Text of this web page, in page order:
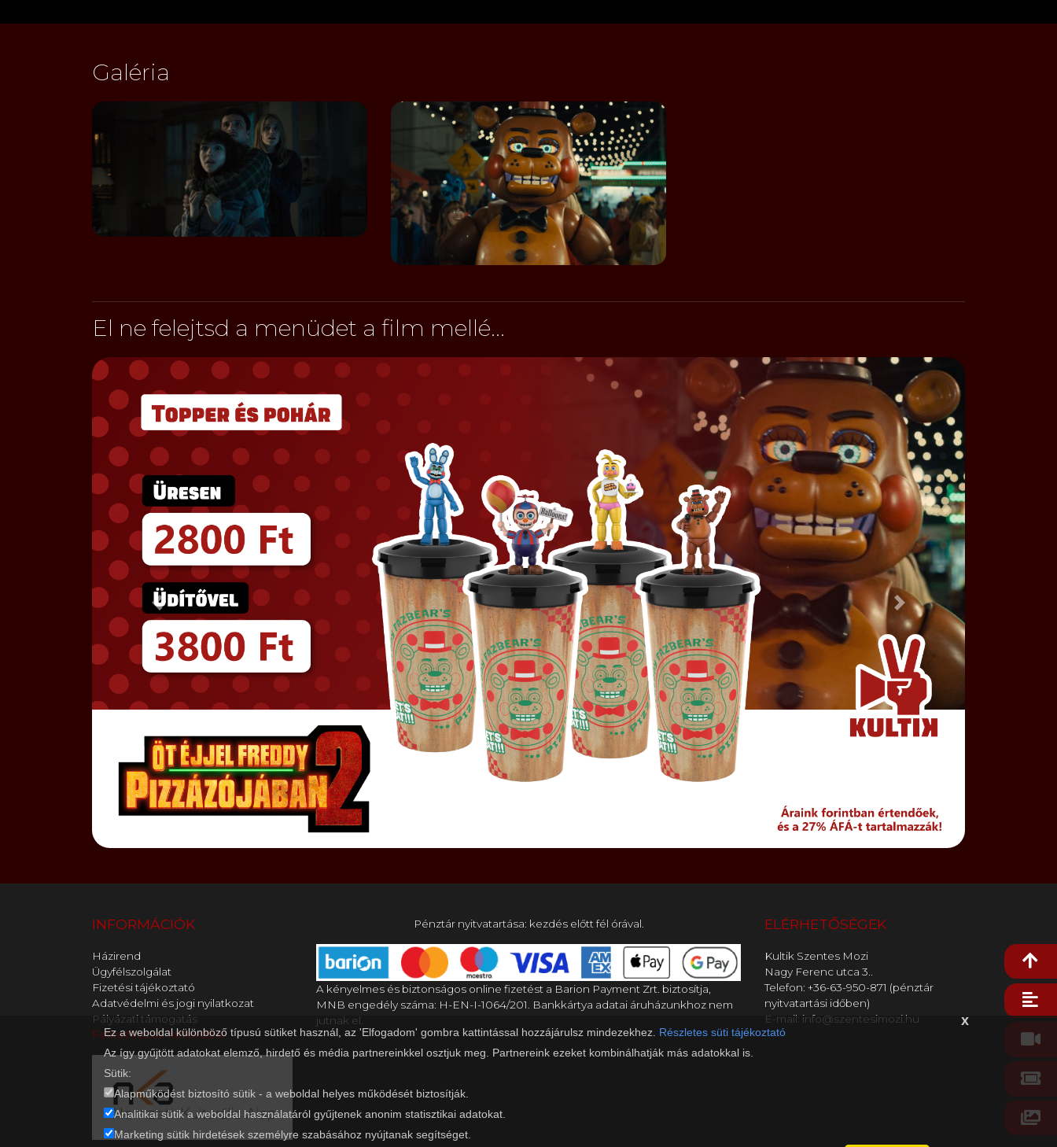
Galéria
El ne felejtsd a menüdet a film mellé...
Előző Bővebben
x
Ez a weboldal különböző típusú sütiket használ, az 'Elfogadom' gombra kattintással hozzájárulsz mindezekhez. Részletes süti tájékoztató
Az így gyűjtött adatokat elemző, hirdető és média partnereinkkel osztjuk meg. Partnereink ezeket kombinálhatják más adatokkal is.
Sütik:
Alapműködést biztosító sütik - a weboldal helyes működését biztosítják.
Analitikai sütik a weboldal használatáról gyűjtenek anonim statisztikai adatokat.
Marketing sütik hirdetések személyre szabásához nyújtanak segítséget.
INFORMÁCIÓK
Házirend
Ügyfélszolgálat
Fizetési tájékoztató
Adatvédelmi és jogi nyilatkozat
Pályázati támogatás
Feliratkozás hírlevélre
Pénztár nyitvatartása: kezdés előtt fél órával.
A kényelmes és biztonságos online fizetést a Barion Payment Zrt. biztosítja,
MNB engedély száma: H-EN-I-1064/201. Bankkártya adatai áruházunkhoz nem
jutnak el.
ELÉRHETŐSÉGEK
Kultik Szentes Mozi
Nagy Ferenc utca 3..
Telefon: +36-63-950-871 (pénztár
nyitvatartási időben)
E-mail: info@szentesimozi.hu